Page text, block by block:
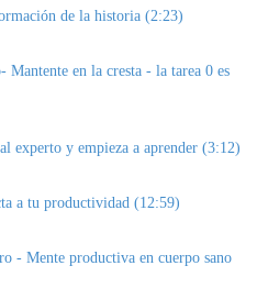
de la historia (2:23)
Mantente en la cresta - la tarea 0 es
experto y empieza a aprender (3:12)
a tu productividad (12:59)
- Mente productiva en cuerpo sano